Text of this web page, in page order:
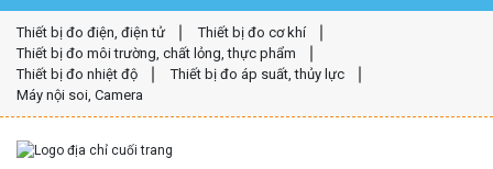
Thiết bị đo điện, điện tử
Thiết bị đo cơ khí
Thiết bị đo môi trường, chất lỏng, thực phẩm
Thiết bị đo nhiệt độ
Thiết bị đo áp suất, thủy lực
Máy nội soi, Camera